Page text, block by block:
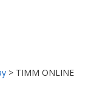
> TIMM ONLINE